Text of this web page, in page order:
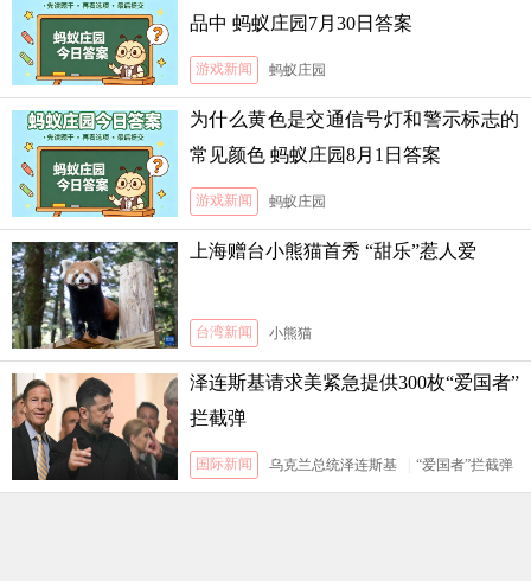
品中 蚂蚁庄园7月30日答案
游戏新闻 蚂蚁庄园
为什么黄色是交通信号灯和警示标志的
常见颜色 蚂蚁庄园8月1日答案
游戏新闻 蚂蚁庄园
上海赠台小熊猫首秀 “甜乐”惹人爱
台湾新闻 小熊猫
泽连斯基请求美紧急提供300枚“爱国者”
拦截弹
国际新闻 乌克兰总统泽连斯基 “爱国者”拦截弹